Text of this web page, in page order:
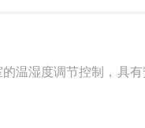
温湿度调节控制，具